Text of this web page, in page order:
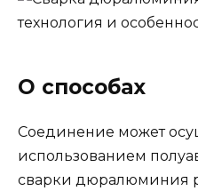
О способах
Соединение может
использованием
сварки дюралюминия